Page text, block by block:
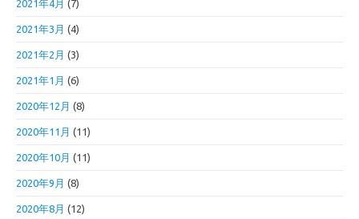
2021年4月 (7)
2021年3月 (4)
2021年2月 (3)
2021年1月 (6)
2020年12月 (8)
2020年11月 (11)
2020年10月 (11)
2020年9月 (8)
2020年8月 (12)